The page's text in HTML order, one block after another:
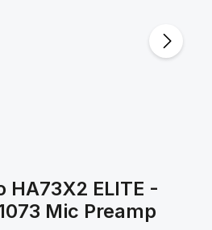
HA73X2 ELITE -
Mic Preamp